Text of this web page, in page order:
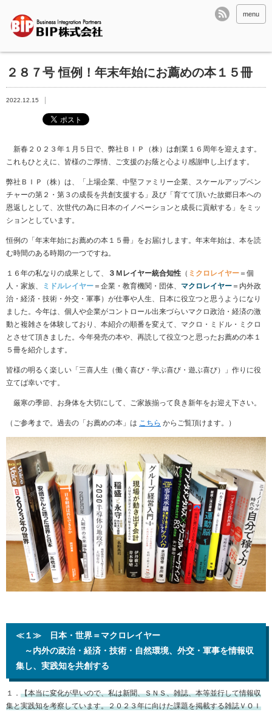
menu
２８７号 恒例！年末年始にお薦めの本１５冊
2022.12.15
新春２０２３年１月５日で、弊社ＢＩＰ（株）は創業１６周年を迎えます。
これもひとえに、皆様のご厚情、ご支援のお蔭と心より感謝申し上げます。
弊社ＢＩＰ（株）は、「上場企業、中堅ファミリー企業、スケールアップベン
チャーの第２・第３の成長を共創支援する」及び「育てて頂いた故郷日本への
恩返しとして、次世代の為に日本のイノベーションと成長に貢献する」をミッ
ションとしています。
恒例の「年末年始にお薦めの本１５冊」をお届けします。年末年始は、本を読
む時間のある時期の一つですね。
１６年の私なりの成果として、 ３Ｍレイヤー統合知性 （ ミクロレイヤー ＝個
人・家族、
ミドルレイヤー ＝企業・教育機関・団体、 マクロレイヤー ＝内外政
治・経済・技術・外交・軍事）が仕事や人生、日本に役立つと思うようになり
ました。今年は、個人や企業がコントロール出来づらいマクロ政治・経済の激
動と複雑さを体験しており、本紹介の順番を変えて、マクロ・ミドル・ミクロ
とさせて頂きました。今年発売の本や、再読して役立つと思ったお薦めの本１
５冊を紹介します。
皆様の明るく楽しい「三喜人生（働く喜び・学ぶ喜び・遊ぶ喜び）」作りに役
立てば幸いです。
厳寒の季節、お身体を大切にして、ご家族揃って良き新年をお迎え下さい。
（ご参考まで。過去の「お薦めの本」は こちら からご覧頂けます。）
≪１≫ 日本・世界＝マクロレイヤー
～内外の政治・経済・技術・自然環境、外交・軍事を情報収
集し、実践知を共創する
１． 【本当に変化が早いので、私は新聞、ＳＮＳ、雑誌、本等並行して情報収
集と実践知を考察しています。２０２３年に向けた課題を掲載する雑誌ＶＯＩ